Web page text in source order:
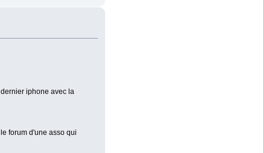
iphone avec la
forum d'une asso qui